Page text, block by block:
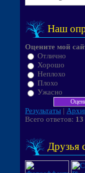
Наш
Оцените мой
Отлично
Хорошо
Неплохо
Плохо
Ужасно
Результаты |
Всего ответов: 13
Друзья